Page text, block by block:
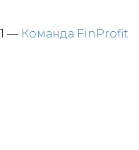
— Команда FinProfit